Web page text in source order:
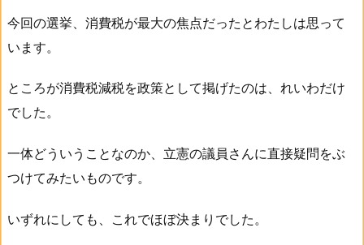
今回の選挙、消費税が最大の焦点だったとわたしは思って
います。
ところが消費税減税を政策として掲げたのは、れいわだけ
でした。
一体どういうことなのか、立憲の議員さんに直接疑問をぶ
つけてみたいものです。
いずれにしても、これでほぼ決まりでした。